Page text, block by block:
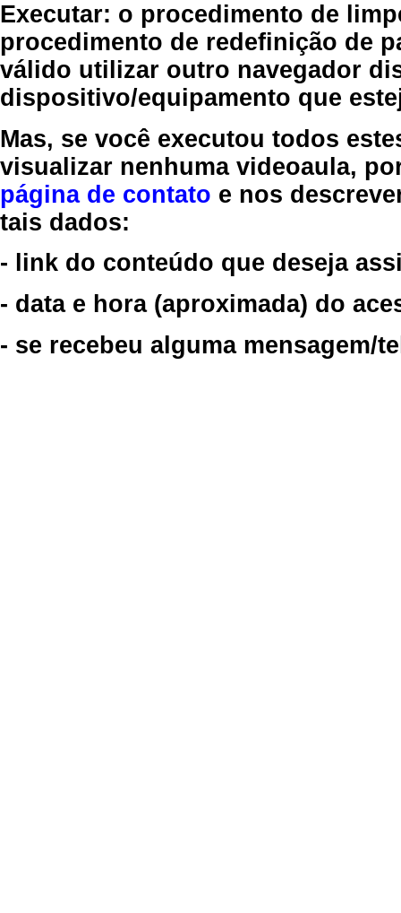
Executar: o procedimento de
procedimento de redefinição de
válido utilizar outro navegador
dispositivo/equipamento que
Mas, se você executou todos
visualizar nenhuma videoaula,
página de contato e nos
tais dados:
- link do conteúdo que deseja
- data e hora (aproximada) do
- se recebeu alguma mensagem/